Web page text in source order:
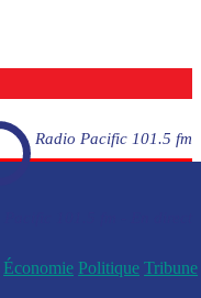
Radio Pacific 101.5 fm
Économie Politique Tribune